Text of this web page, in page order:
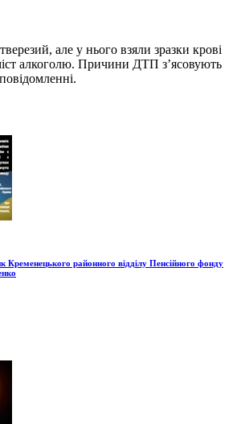
але у нього взяли зразки крові
алкоголю. Причини ДТП з’ясовують
районного відділу Пенсійного фонду